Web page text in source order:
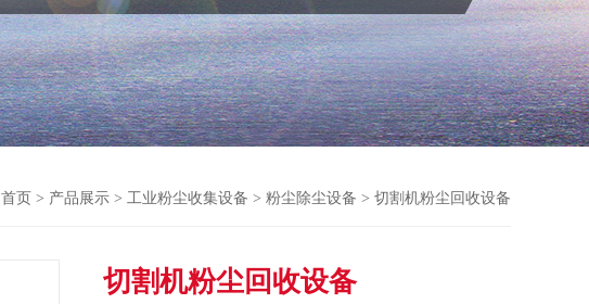
首页 > 产品展示 > 工业粉尘收集设备 > 粉尘除尘设备 > 切割机粉尘回收设备
切割机粉尘回收设备